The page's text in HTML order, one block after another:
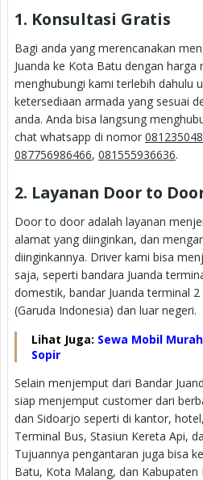
1. Konsultasi Gratis
Bagi anda yang merencanakan
Juanda ke Kota Batu dengan harga
menghubungi kami terlebih dahulu
ketersediaan armada yang sesuai
anda. Anda bisa langsung
chat whatsapp di nomor
087756986466, 081555936636.
2. Layanan Door to
Door to door adalah layanan
alamat yang diinginkan, dan
diinginkannya. Driver kami bisa
saja, seperti bandara Juanda
domestik, bandar Juanda terminal
(Garuda Indonesia) dan luar negeri.
Lihat Juga: Sewa Mobil
Sopir
Selain menjemput dari Bandar
siap menjemput customer dari
dan Sidoarjo seperti di kantor,
Terminal Bus, Stasiun Kereta Api,
Tujuannya pengantaran juga bisa
Batu, Kota Malang, dan Kabupaten